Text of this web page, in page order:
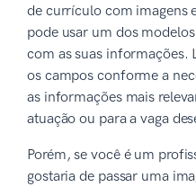
de currículo com imagens
pode usar um dos
com as suas informações.
os campos conforme a
as informações mais
atuação ou para a vaga
Porém, se você é um
gostaria de passar uma